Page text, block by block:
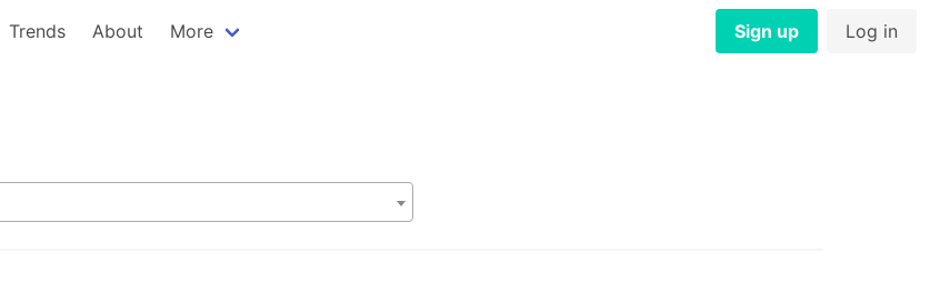
Trends About More Sign up Log in